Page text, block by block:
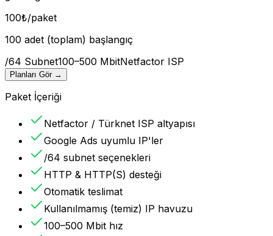
100₺/paket
100 adet (toplam) başlangıç
/64 Subnet100–500 MbitNetfactor ISP
Planları Gör →
Paket İçeriği
Netfactor / Türknet ISP altyapısı
Google Ads uyumlu IP'ler
/64 subnet seçenekleri
HTTP & HTTP(S) desteği
Otomatik teslimat
Kullanılmamış (temiz) IP havuzu
100–500 Mbit hız